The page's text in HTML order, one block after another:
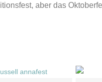
aber das